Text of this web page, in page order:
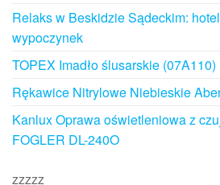
Relaks w Beskidzie Sądeckim:
wypoczynek
TOPEX Imadło ślusarskie (07A110)
Rękawice Nitrylowe Niebieskie
Kanlux Oprawa oświetleniowa z
FOGLER DL-240O
zzzzz